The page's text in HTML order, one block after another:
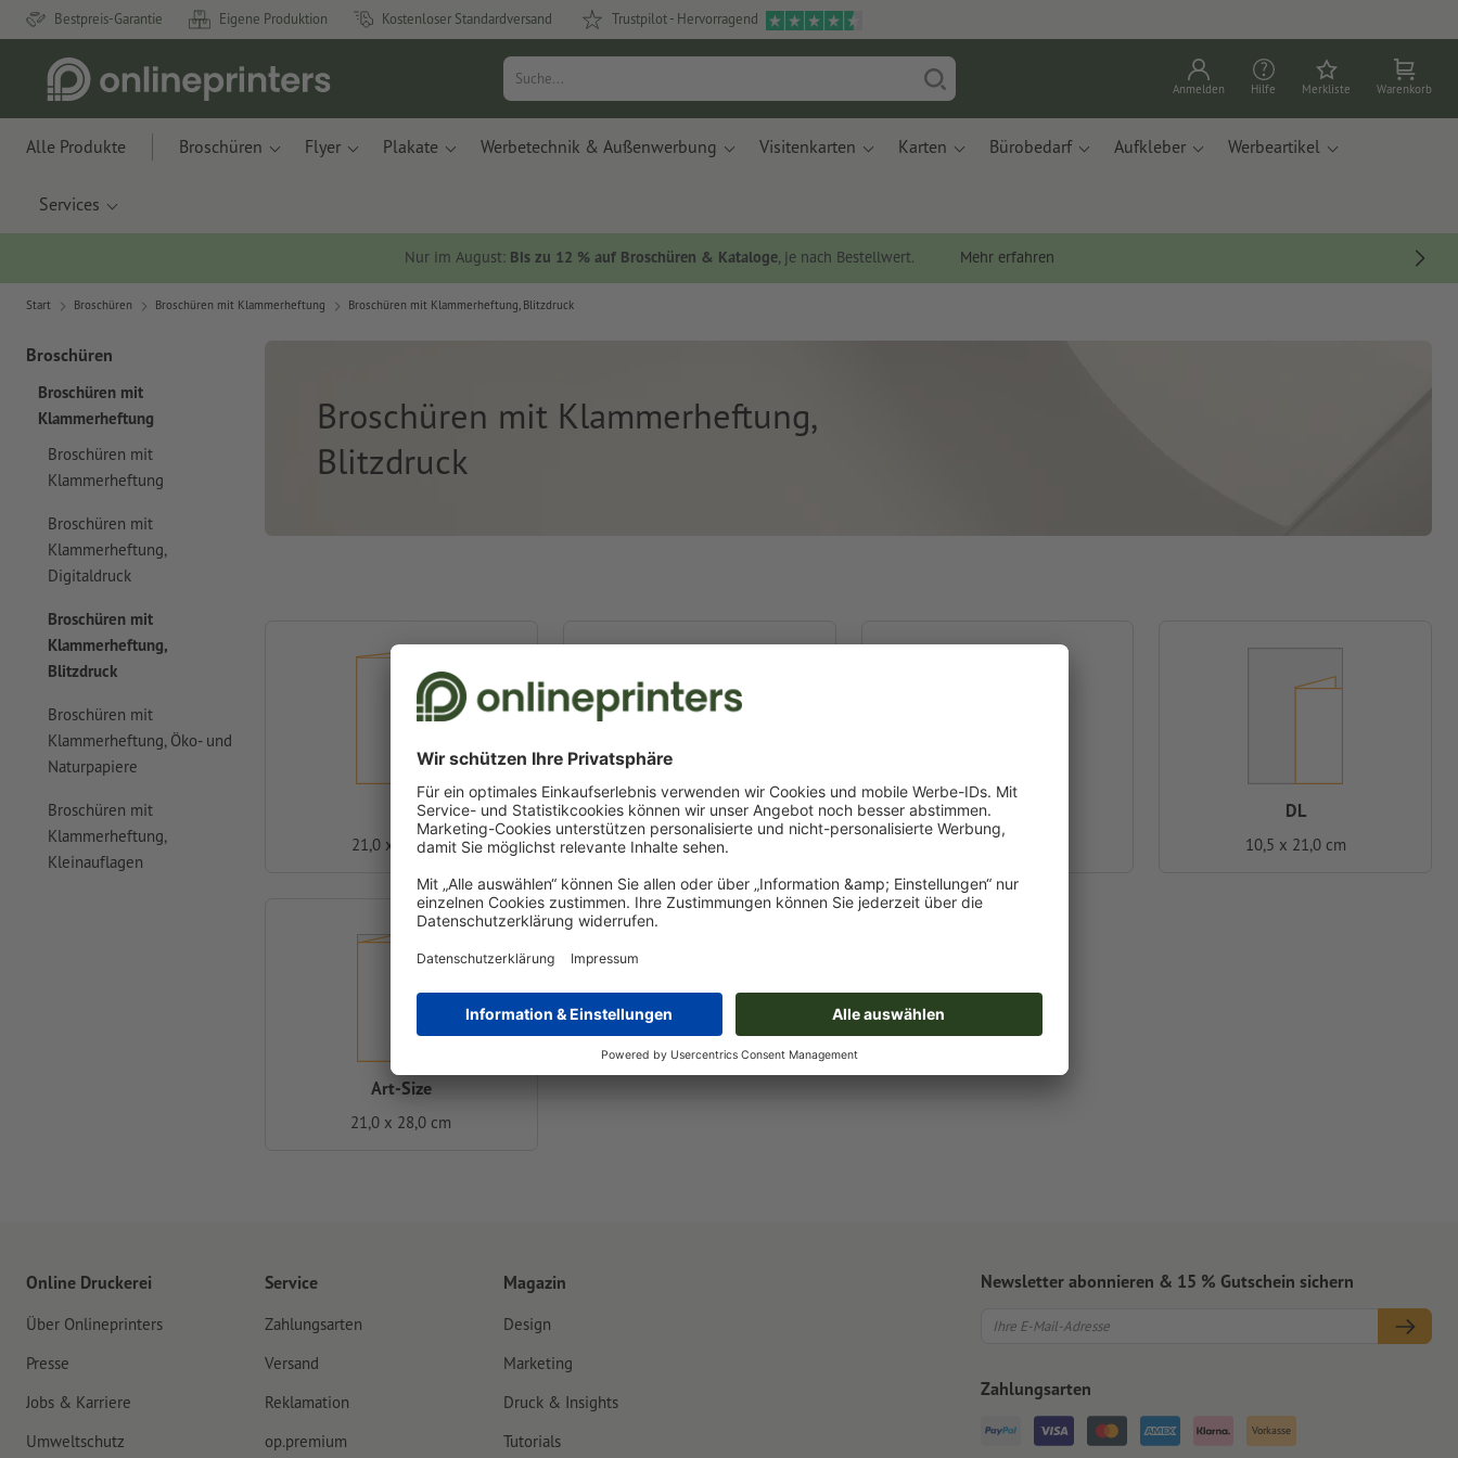
Bestpreis-Garantie Eigene Produktion Kostenloser Standardversand Trustpilot - Hervorragend
Anmelden Hilfe Merkliste Warenkorb
Alle Produkte Broschüren Flyer Plakate Werbetechnik & Außenwerbung Visitenkarten Karten Bürobedarf Aufkleber Werbeartikel
Services
Nur im August: Bis zu 12 % auf Broschüren & Kataloge, je nach Bestellwert. Mehr erfahren
Start Broschüren Broschüren mit Klammerheftung Broschüren mit Klammerheftung, Blitzdruck
Broschüren
Broschüren mit
Klammerheftung
Broschüren mit
Klammerheftung
Broschüren mit
Klammerheftung,
Digitaldruck
Broschüren mit
Klammerheftung,
Blitzdruck
Broschüren mit
Klammerheftung, Öko- und
Naturpapiere
Broschüren mit
Klammerheftung,
Kleinauflagen
Broschüren mit Klammerheftung,
Blitzdruck
21,0 x 29,7 cm
A5
14,8 x 21,0 cm
A6 DL
10,5 x 21,0 cm
Art-Size
21,0 x 28,0 cm
Online Druckerei
Über Onlineprinters
Presse
Jobs & Karriere
Umweltschutz
Service
Zahlungsarten
Versand
Reklamation
op.premium
Magazin
Design
Marketing
Druck & Insights
Tutorials
Newsletter abonnieren & 15 % Gutschein sichern
Zahlungsarten
Vorkasse